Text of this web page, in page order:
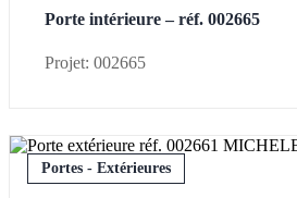
Porte intérieure – réf. 002665
Projet: 002665
Portes - Extérieures